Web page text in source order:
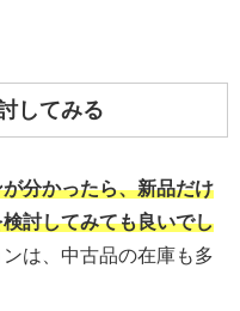
してみる
分かったら、新品だけ
討してみても良いでし
は、中古品の在庫も多